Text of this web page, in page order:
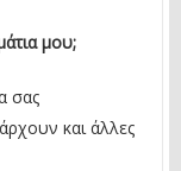
μου;
σας
και άλλες